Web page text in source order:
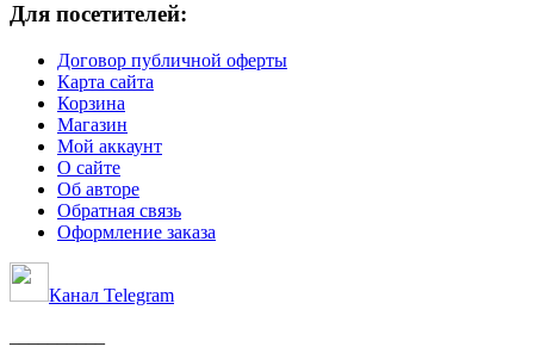
Для посетителей:
Договор публичной оферты
Карта сайта
Корзина
Магазин
Мой аккаунт
О сайте
Об авторе
Обратная связь
Оформление заказа
Канал Telegram